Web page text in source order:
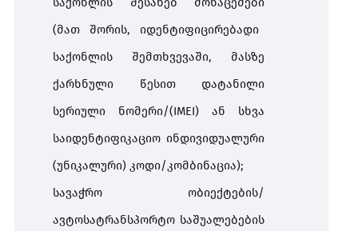
(მათ შორის, იდენტიფიცირებადი
საქონლის
შემთხვევაში, მასზე
ქარხნული
წესით
დატანილი
სერიული
ნომერი/(IMEI)ან
სხვა
საიდენტიფიკაციო ინდივიდუალური
(უნიკალური) კოდი/ კომბინაცია);
სავაჭრო
ობიექტების/
ავტოსატრანსპორტო საშუალებების